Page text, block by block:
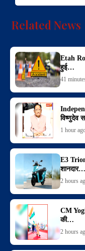
Related News
Etah
हुई…
41
विष्णुदेव
1 hour
E3
शानदार…
2 hours
CM
की…
2 hours